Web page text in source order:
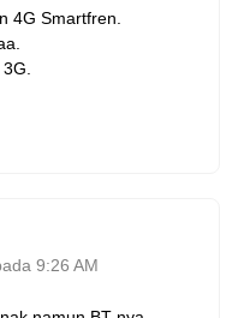
4G Smartfren.
9:26 AM